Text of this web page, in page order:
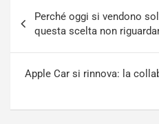
articoli
Perché oggi si vendono
questa scelta non
Apple Car si rinnova: la
S
p
Agosto
V
D
Agosto